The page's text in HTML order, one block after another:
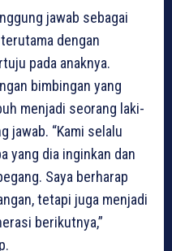
jawab sebagai
dengan
pada anaknya.
bimbingan yang
menjadi seorang laki-
jawab. “Kami selalu
yang dia inginkan dan
Saya berharap
tetapi juga menjadi
berikutnya,”